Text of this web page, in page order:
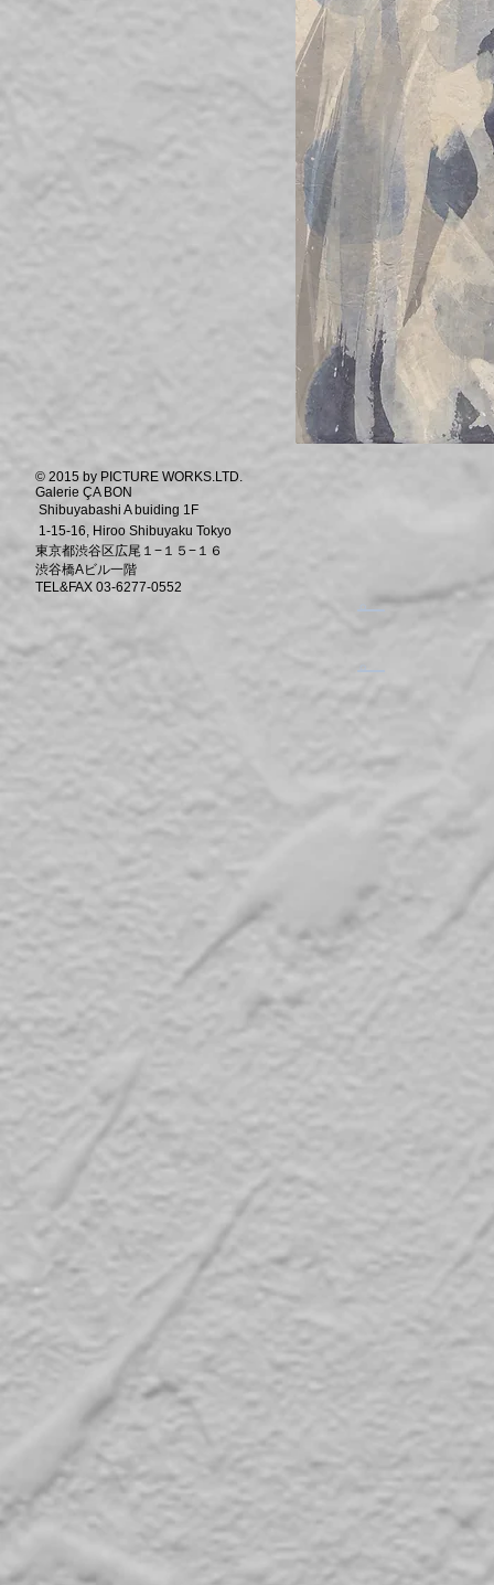
© 2015 by PICTURE WORKS.LTD.
Galerie ÇA BON
Shibuyabashi A buiding 1F
1-15-16, Hiroo Shibuyaku Tokyo
東京都渋谷区広尾１−１５−１６
渋谷橋Aビル一階
TEL&FAX 03-6277-0552
​。